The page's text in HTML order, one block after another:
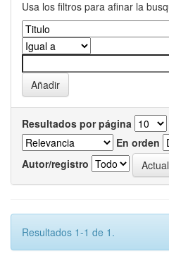
Usa los filtros para afinar la
Resultados por página
En orden
Autor/registro
Resultados 1-1 de 1.